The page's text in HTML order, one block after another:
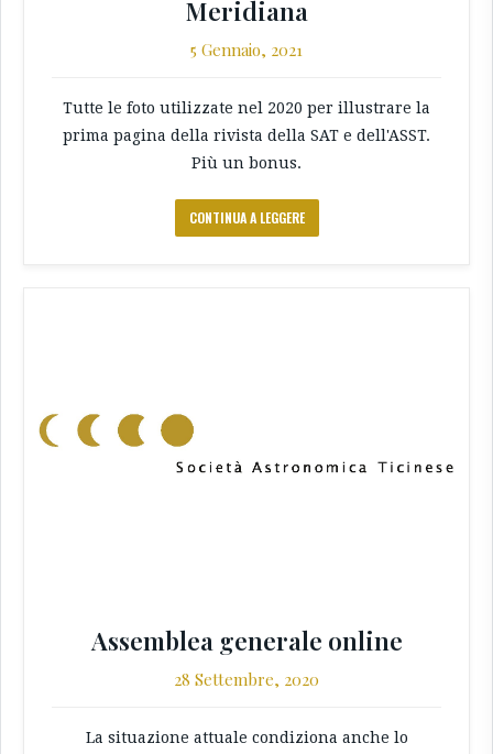
Meridiana
5 Gennaio, 2021
Tutte le foto utilizzate nel 2020 per illustrare la
prima pagina della rivista della SAT e dell'ASST.
Più un bonus.
CONTINUA A LEGGERE
Assemblea generale online
28 Settembre, 2020
La situazione attuale condiziona anche lo